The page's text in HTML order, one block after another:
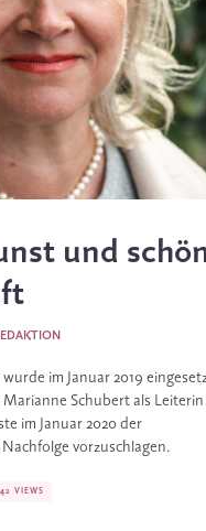
und
im Januar 2019
Schubert als
im Januar 2020 der
vorzuschlagen.
VIEWS